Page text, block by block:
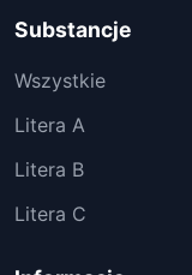
Substancje
Wszystkie
Litera A
Litera B
Litera C